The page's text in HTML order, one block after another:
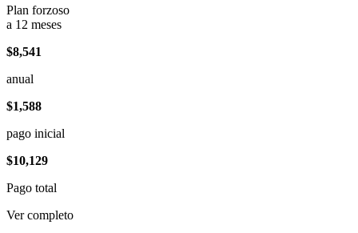
Plan forzoso
a 12 meses
$8,541
anual
$1,588
pago inicial
$10,129
Pago total
Ver completo